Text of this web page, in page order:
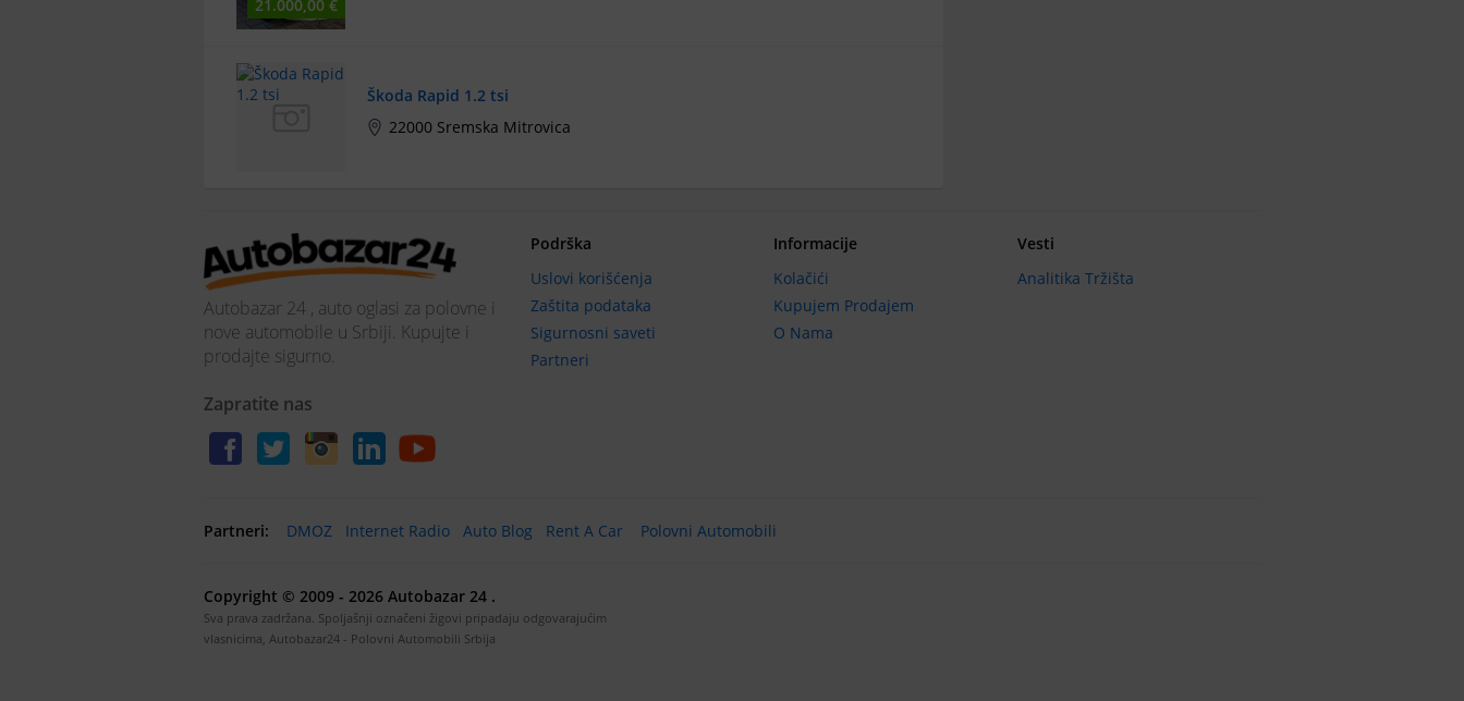
21.000,00 €
Škoda Rapid 1.2 tsi
22000 Sremska Mitrovica
Autobazar 24 , auto oglasi za polovne i
nove automobile u Srbiji. Kupujte i
prodajte sigurno.
Zapratite nas
Podrška
Uslovi korišćenja
Zaštita podataka
Sigurnosni saveti
Partneri
Informacije
Kolačići
Kupujem Prodajem
O Nama
Vesti
Analitika Tržišta
Partneri: DMOZ Internet Radio Auto Blog Rent A Car Polovni Automobili
Copyright © 2009 - 2026 Autobazar 24 .
Sva prava zadržana. Spoljašnji označeni žigovi pripadaju odgovarajućim
vlasnicima, Autobazar24 - Polovni Automobili Srbija